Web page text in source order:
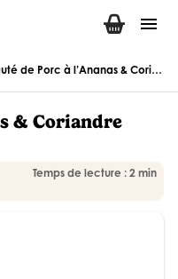
menu
Sauté de Porc à l’Ananas & Coriandre Fraîche
& Coriandre
Temps de lecture : 2 min